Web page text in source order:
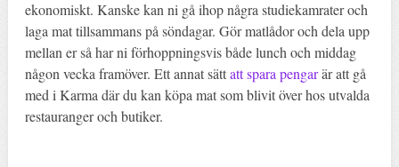
ekonomiskt. Kanske kan ni gå ihop några studiekamrater och
laga mat tillsammans på söndagar. Gör matlådor och dela upp
mellan er så har ni förhoppningsvis både lunch och middag
någon vecka framöver. Ett annat sättatt spara pengarär att gå
med i Karma där du kan köpa mat som blivit över hos utvalda
restauranger och butiker.